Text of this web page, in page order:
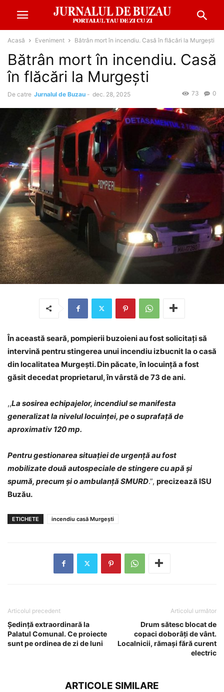
Acasă Eveniment Bătrân mort în incendiu. Casă în flăcări la Murgești
Bătrân mort în incendiu. Casă
în flăcări la Murgești
De catre Jurnalul de Buzau - dec. 28, 2025 0
73
În această seară, pompierii buzoieni au fost solicitați să
intervină pentru stingerea unui incendiu izbucnit la o casă
din localitatea Murgești. Din păcate, în locuință a fost
găsit decedat proprietarul, în vârstă de 73 de ani.
,,La sosirea echipajelor, incendiul se manifesta
generalizat la nivelul locuinței, pe o suprafață de
aproximativ 120 mp.
Pentru gestionarea situației de urgență au fost
mobilizate două autospeciale de stingere cu apă și
spumă, precum și o ambulanță SMURD.”, precizează ISU
Buzău.
ETICHETE incendiu casă Murgești
Articolul precedent
Ședință extraordinară la
Palatul Comunal. Ce proiecte
sunt pe ordinea de zi de luni
Articolul următor
Drum sătesc blocat de
copaci doborâți de vânt.
Localnicii, rămași fără curent
electric
ARTICOLE SIMILARE